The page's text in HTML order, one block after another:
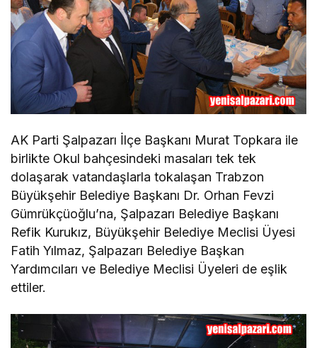
AK Parti Şalpazarı İlçe Başkanı Murat Topkara ile
birlikte Okul bahçesindeki masaları tek tek
dolaşarak vatandaşlarla tokalaşan Trabzon
Büyükşehir Belediye Başkanı Dr. Orhan Fevzi
Gümrükçüoğlu’na, Şalpazarı Belediye Başkanı
Refik Kurukız, Büyükşehir Belediye Meclisi Üyesi
Fatih Yılmaz, Şalpazarı Belediye Başkan
Yardımcıları ve Belediye Meclisi Üyeleri de eşlik
ettiler.